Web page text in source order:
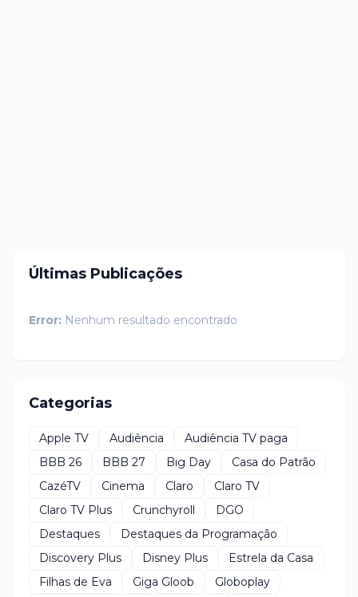
Últimas Publicações
Error: Nenhum resultado encontrado
Categorias
Apple TV Audiência
Audiência TV paga
BBB 26
BBB 27 Big Day
Casa do Patrão
CazéTV
Cinema Claro
Claro TV
Claro TV Plus
Crunchyroll
DGO
Destaques
Destaques da Programação
Discovery Plus
Disney Plus
Estrela da Casa
Filhas de Eva
Giga Gloob
Globoplay